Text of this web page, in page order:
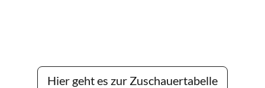
Hier geht es zur Zuschauertabelle